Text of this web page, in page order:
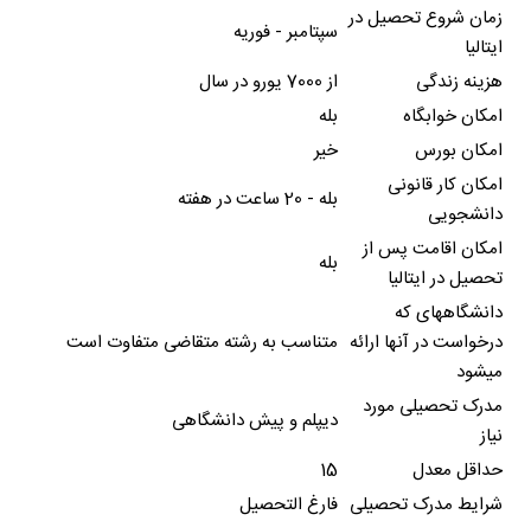
سپتامبر - فوریه زمان شروع تحصیل در
ایتالیا
از 7000 یورو در سال
هزینه زندگی
بله
امکان خوابگاه
خیر
امکان بورس
بله - 20 ساعت در هفته
امکان کار قانونی
دانشجویی
بله
امکان اقامت پس از
تحصیل در ایتالیا
متناسب به رشته متقاضی متفاوت است
دانشگاههای که
درخواست در آنها ارائه
میشود
دیپلم و پیش دانشگاهی
مدرک تحصیلی مورد
نیاز
15
حداقل معدل
فارغ التحصیل شرایط مدرک تحصیلی